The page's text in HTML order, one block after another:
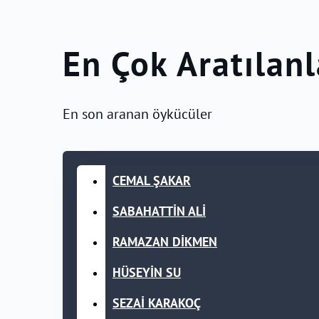
En Çok
En son aranan öykücüler
CEMAL ŞAKAR
SABAHATTİN ALİ
RAMAZAN DİKMEN
HÜSEYİN SU
SEZAİ KARAKOÇ